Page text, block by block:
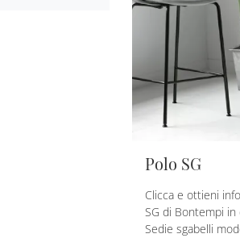
Polo SG
Clicca e ottieni
SG di Bontempi
Sedie sgabelli